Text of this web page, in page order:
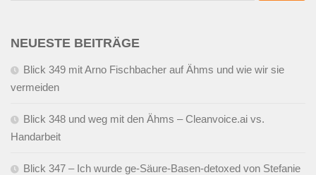
NEUESTE BEITRÄGE
Blick 349 mit Arno Fischbacher auf Ähms und wie wir sie
vermeiden
Blick 348 und weg mit den Ähms – Cleanvoice.ai vs.
Handarbeit
Blick 347 – Ich wurde ge-Säure-Basen-detoxed von Stefanie